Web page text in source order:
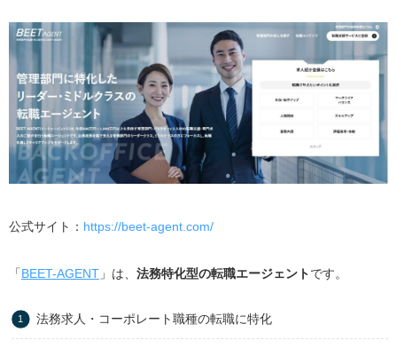
法務の転職で求められる６つのスキル
ビジネスセンス
コミュニケーション能力
文章力
情報収集力
柔軟な対応力
英語力
法務への転職で取得しておくと有利になる資格
未経験でも法務への転職は可能
30代以上での未経験転職は難しい
未経験から法務キャリアを築きたい場合はパラリー
公式サイト： https://beet-agent.com/
「BEET-AGENT」は、 法務特化型の転職エージェントです。
法務求人・コーポレート職種の転職に特化